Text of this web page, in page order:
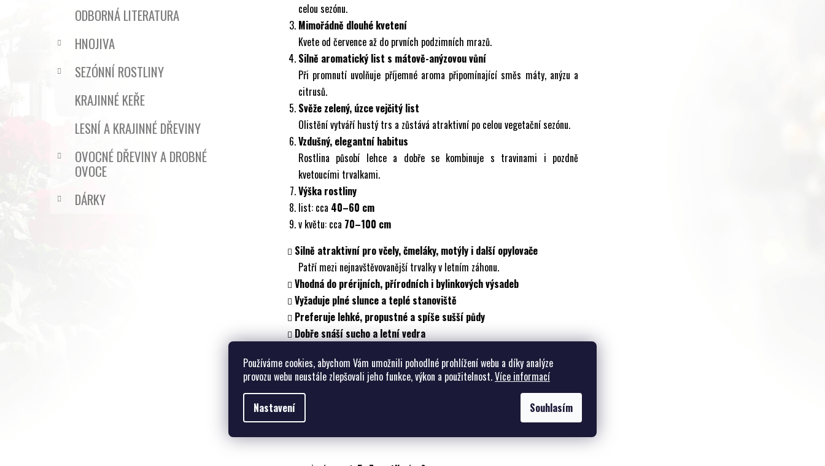
Používáme cookies, abychom Vám umožnili pohodlné prohlížení webu a díky analýze
provozu webu neustále zlepšovali jeho funkce, výkon a použitelnost.Více informací
Nastavení Souhlasím
ODBORNÁ LITERATURA
HNOJIVA
SEZÓNNÍ ROSTLINY
KRAJINNÉ KEŘE
LESNÍ A KRAJINNÉ DŘEVINY
OVOCNÉ DŘEVINY A DROBNÉ
OVOCE
DÁRKY
celou sezónu.
Mimořádně dlouhé kvetení
Kvete od července až do prvních podzimních mrazů.
Silně aromatický list s mátově-anýzovou vůní
Při promnutí uvolňuje příjemné aroma připomínající směs máty, anýzu a
citrusů.
Svěže zelený, úzce vejčitý list
Olistění vytváří hustý trs a zůstává atraktivní po celou vegetační sezónu.
Vzdušný, elegantní habitus
Rostlina působí lehce a dobře se kombinuje s travinami i pozdně
kvetoucími trvalkami.
Výška rostliny
list: cca 40–60 cm
v květu: cca 70–100 cm
Silně atraktivní pro včely, čmeláky, motýly i další opylovače
Patří mezi nejnavštěvovanější trvalky v letním záhonu.
Vhodná do prérijních, přírodních i bylinkových výsadeb
Vyžaduje plné slunce a teplé stanoviště
Preferuje lehké, propustné a spíše sušší půdy
Dobře snáší sucho a letní vedra
V těžkých půdách bývá krátkověká, důležitá je drenáž.
Mrazuvzdornost cca -15 až -18 °C
Vhodné je chráněné stanoviště a zimní mulč.